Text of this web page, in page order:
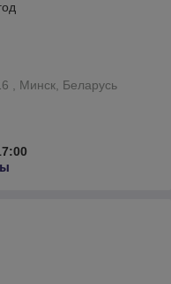
, Минск, Беларусь